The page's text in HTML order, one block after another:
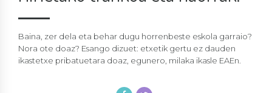
Baina, zer dela eta behar dugu horrenbeste eskola garraio?
Nora ote doaz? Esango dizuet: etxetik gertu ez dauden
ikastetxe pribatuetara doaz, egunero, milaka ikasle EAEn.